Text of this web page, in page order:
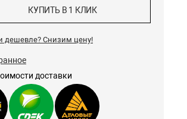
КУПИТЬ В 1 КЛИК
дешевле? Снизим цену!
доставки